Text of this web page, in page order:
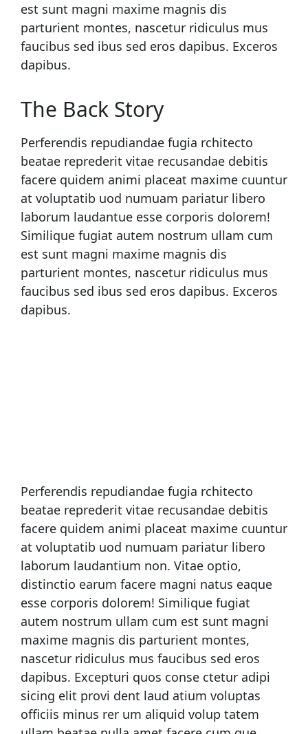
est sunt magni maxime magnis dis
parturient montes, nascetur ridiculus mus
faucibus sed ibus sed eros dapibus. Exceros
dapibus.
The Back Story
Perferendis repudiandae fugia rchitecto
beatae reprederit vitae recusandae debitis
facere quidem animi placeat maxime cuuntur
at voluptatib uod numuam pariatur libero
laborum laudantue esse corporis dolorem!
Similique fugiat autem nostrum ullam cum
est sunt magni maxime magnis dis
parturient montes, nascetur ridiculus mus
faucibus sed ibus sed eros dapibus. Exceros
dapibus.
Perferendis repudiandae fugia rchitecto
beatae reprederit vitae recusandae debitis
facere quidem animi placeat maxime cuuntur
at voluptatib uod numuam pariatur libero
laborum laudantium non. Vitae optio,
distinctio earum facere magni natus eaque
esse corporis dolorem! Similique fugiat
autem nostrum ullam cum est sunt magni
maxime magnis dis parturient montes,
nascetur ridiculus mus faucibus sed eros
dapibus. Excepturi quos conse ctetur adipi
sicing elit provi dent laud atium voluptas
officiis minus rer um aliquid volup tatem